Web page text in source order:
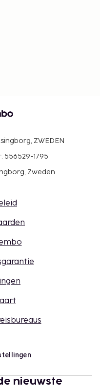
ZWEDEN
556529-1795
Zweden
nieuwste